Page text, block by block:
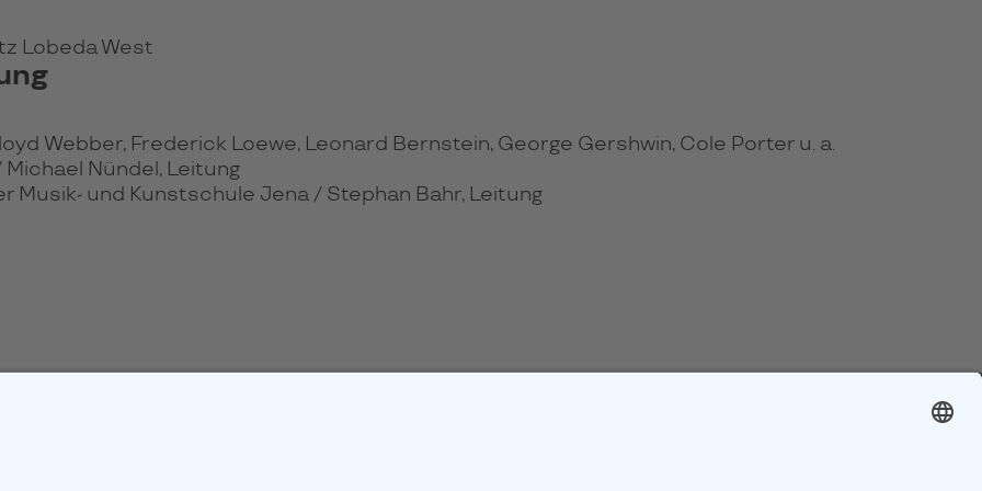
Lobeda West
Webber, Frederick Loewe, Leonard Bernstein, George Gershwin, Cole Porter u. a.
Michael Nündel, Leitung
Musik- und Kunstschule Jena / Stephan Bahr, Leitung